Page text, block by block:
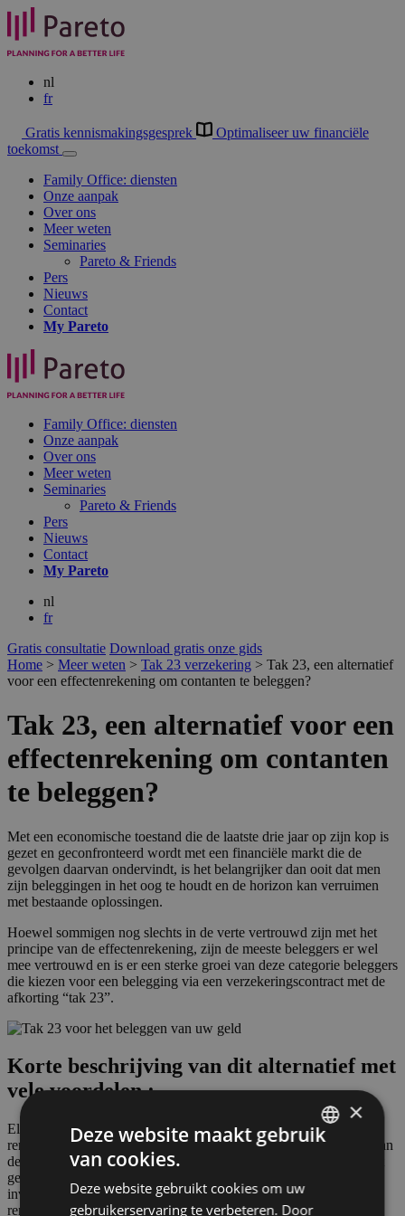
nl
fr
Gratis kennismakingsgesprek
Optimaliseer uw financiële
toekomst
Family Office: diensten
Onze aanpak
Over ons
Meer weten
Seminaries
Pareto & Friends
Pers
Nieuws
Contact
My Pareto
Family Office: diensten
Onze aanpak
Over ons
Meer weten
Seminaries
Pareto & Friends
Pers
Nieuws
Contact
My Pareto
nl
fr
Gratis consultatie Download gratis onze gids
Home > Meer weten > Tak 23 verzekering > Tak 23, een alternatief
voor een effectenrekening om contanten te beleggen?
Tak 23, een alternatief voor een
effectenrekening om contanten
te beleggen?
Met een economische toestand die de laatste drie jaar op zijn kop is
gezet en geconfronteerd wordt met een financiële markt die de
gevolgen daarvan ondervindt, is het belangrijker dan ooit dat men
zijn beleggingen in het oog te houdt en de horizon kan verruimen
met bestaande oplossingen.
Hoewel sommigen nog slechts in de verte vertrouwd zijn met het
principe van de effectenrekening, zijn de meeste beleggers er wel
mee vertrouwd en is er een sterke groei van deze categorie beleggers
die kiezen voor een belegging via een verzekeringscontract met de
afkorting “tak 23”.
Korte beschrijving van dit alternatief met
vele voordelen :
Elke belegger die zijn geld belegt, doet dat met een specifiek doel:
rendement behalen en zijn kapitaal zien groeien. Het rendement van
de investering is in dit verband onvermijdelijk belangrijk, maar dat
geldt ook voor de belastingen en de kosten die met de betrokken
investering gepaard gaan! Inderdaad, wat is het nut van een
rendement van 5% als de belastingen en kosten het uiteindelijk
×
Deze website maakt gebruik
van cookies.
Deze website gebruikt cookies om uw
gebruikerservaring te verbeteren. Door